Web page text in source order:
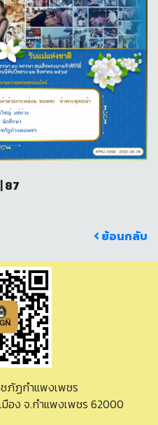
87
ย้อนกลับ
ภัฏกำแพงเพชร
มือง จ.กำแพงเพชร 62000